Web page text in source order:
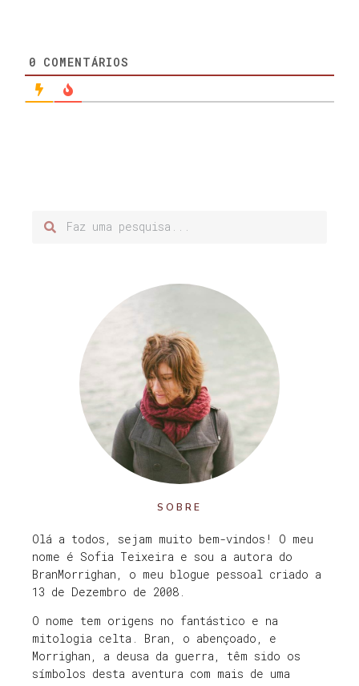
0 COMENTÁRIOS
SOBRE
Olá a todos, sejam muito bem-vindos! O meu
nome é Sofia Teixeira e sou a autora do
BranMorrighan, o meu blogue pessoal criado a
13 de Dezembro de 2008.
O nome tem origens no fantástico e na
mitologia celta. Bran, o abençoado, e
Morrighan, a deusa da guerra, têm sido os
símbolos desta aventura com mais de uma